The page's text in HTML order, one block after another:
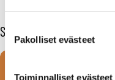
voit määrittää
Suostumuksen
valinta
Pakolliset evästeet
Toiminnalliset evästeet
Sinua voisi kiinnostaa